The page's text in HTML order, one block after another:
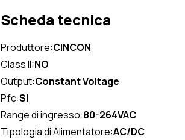
Scheda tecnica
Produttore:CINCON
Class II:NO
Output:Constant Voltage
Pfc:SI
Range di ingresso:80-264VAC
Tipologia di Alimentatore:AC/DC